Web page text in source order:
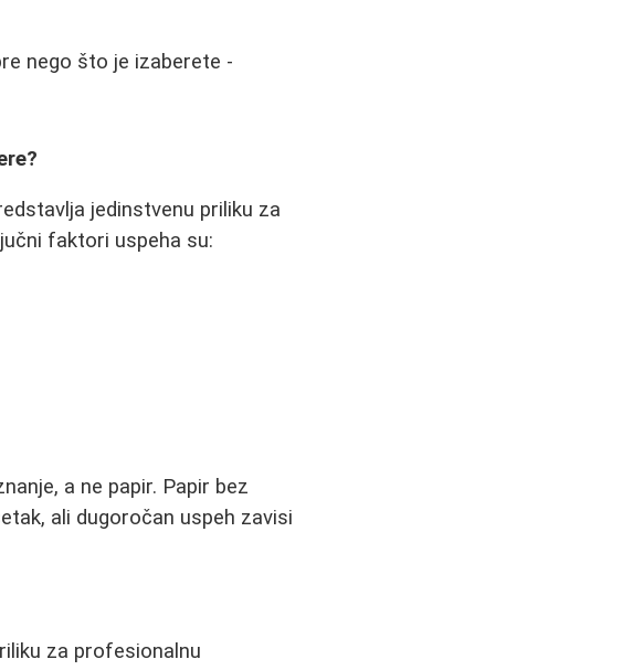
nego što je izaberete -
jedinstvenu priliku za
faktori uspeha su:
a ne papir. Papir bez
ali dugoročan uspeh zavisi
za profesionalnu